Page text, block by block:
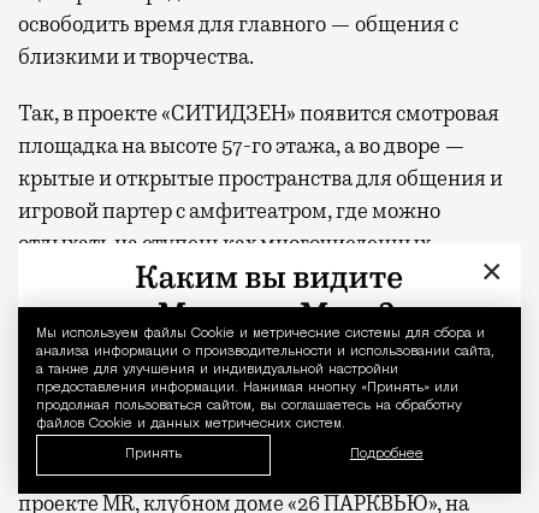
Уведомление
Мы используем файлы Сookie и метрические системы для сбора и
анализа информации о производительности и использовании сайта,
а также для улучшения и индивидуальной настройки
предоставления информации. Нажимая кнопку «Принять» или
продолжая пользоваться сайтом, вы соглашаетесь на обработку
файлов Cookie и данных метрических систем.
Принять Подробнее
освободить время для главного — общения с
близкими и творчества.
Так, в проекте «СИТИДЗЕН» появится смотровая
площадка на высоте 57-го этажа, а во дворе —
крытые и открытые пространства для общения и
игровой партер с амфитеатром, где можно
отдыхать на ступеньках многочисленных
лестниц, на пуфах и в сетчатых гамаках. В жилом
комплексе «МИРА» — двухуровневое лобби с
выходом в парк, фитнес-студией и всесезонной
чайной верандой во дворе. В «С5» —
многоуровневое арт-пространство на крыше,
переговорные, студия йоги и отдельно стоящий
ресторан авторской кухни. В новом премиальном
проекте MR, клубном доме «26 ПАРКВЬЮ», на
×